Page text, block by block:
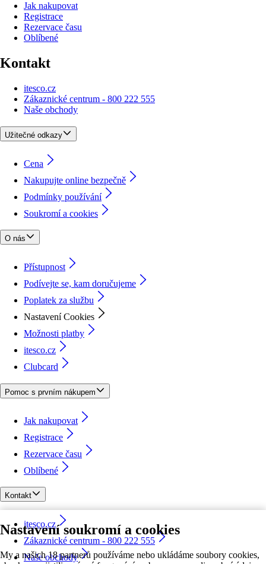
Nastavení soukromí a cookies
My a našich 18 partnerů používáme nebo ukládáme soubory cookies,
Jak nakupovat
Registrace
Rezervace času
Oblíbené
Kontakt
itesco.cz
Zákaznické centrum - 800 222 555
Naše obchody
Užitečné odkazy
Cena
Nakupujte online bezpečně
Podmínky používání
Soukromí a cookies
O nás
Přístupnost
Podívejte se, kam doručujeme
Poplatek za službu
Nastavení Cookies
Možnosti platby
itesco.cz
Clubcard
Pomoc s prvním nákupem
Jak nakupovat
Registrace
Rezervace času
Oblíbené
Kontakt
itesco.cz
Zákaznické centrum - 800 222 555
Naše obchody